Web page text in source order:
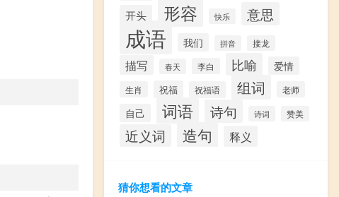
开头 形容 快乐 意思
成语 我们 拼音 接龙
描写 春天 李白 比喻 爱情
生肖 祝福 祝福语 组词 老师
自己 词语 诗句 诗词 赞美
近义词 造句 释义
猜你想看的文章